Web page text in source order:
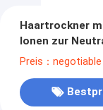
Haartrockner
Ionen zur
Preis：negotiable